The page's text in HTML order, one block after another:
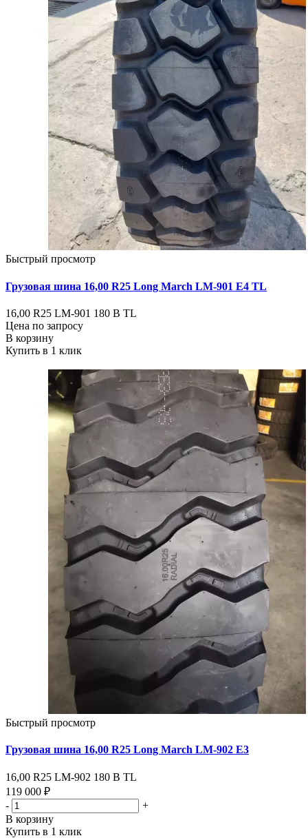
Быстрый просмотр
Грузовая шина 16,00 R25 Long March LM-901 Е4 TL
16,00 R25 LM-901 180 В ТL
Цена по запросу
В корзину
Купить в 1 клик
Быстрый просмотр
Грузовая шина 16,00 R25 Long March LM-902 Е3
16,00 R25 LM-902 180 В ТL
119 000 ₽
-
+
В корзину
Купить в 1 клик